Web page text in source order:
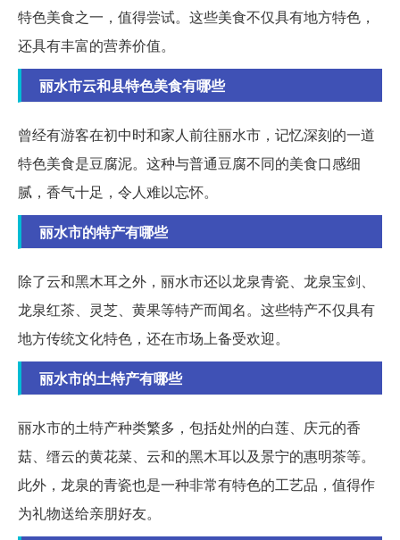
特色美食之一，值得尝试。这些美食不仅具有地方特色，
还具有丰富的营养价值。
丽水市云和县特色美食有哪些
曾经有游客在初中时和家人前往丽水市，记忆深刻的一道
特色美食是豆腐泥。这种与普通豆腐不同的美食口感细
腻，香气十足，令人难以忘怀。
丽水市的特产有哪些
除了云和黑木耳之外，丽水市还以龙泉青瓷、龙泉宝剑、
龙泉红茶、灵芝、黄果等特产而闻名。这些特产不仅具有
地方传统文化特色，还在市场上备受欢迎。
丽水市的土特产有哪些
丽水市的土特产种类繁多，包括处州的白莲、庆元的香
菇、缙云的黄花菜、云和的黑木耳以及景宁的惠明茶等。
此外，龙泉的青瓷也是一种非常有特色的工艺品，值得作
为礼物送给亲朋好友。